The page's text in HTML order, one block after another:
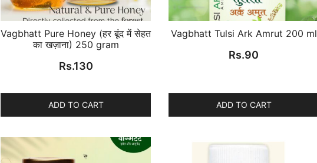
Vagbhatt Pure Honey (हर बूंद में सेहत
का खज़ाना) 250 gram
Rs.130
ADD TO CART
Vagbhatt Tulsi Ark Amrut 200 ml
Rs.90
ADD TO CART